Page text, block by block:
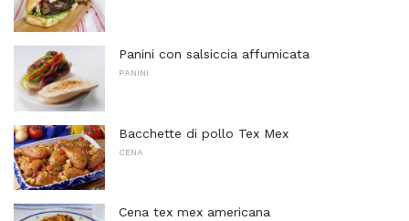
Panini con salsiccia affumicata
PANINI
Bacchette di pollo Tex Mex
CENA
Cena tex mex americana